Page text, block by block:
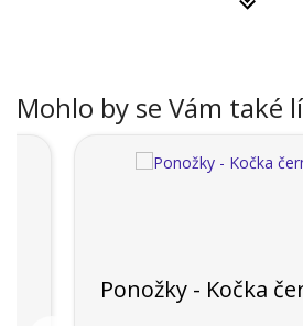
Mohlo by se Vám také
Ponožky - Kočka